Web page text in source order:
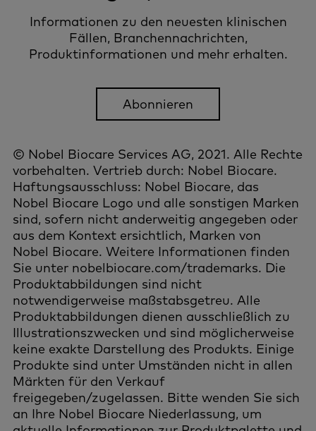
Informationen zu den neuesten klinischen
Fällen, Branchennachrichten,
Produktinformationen und mehr erhalten.
Abonnieren
© Nobel Biocare Services AG, 2021. Alle Rechte
vorbehalten. Vertrieb durch: Nobel Biocare.
Haftungsausschluss: Nobel Biocare, das
Nobel Biocare Logo und alle sonstigen Marken
sind, sofern nicht anderweitig angegeben oder
aus dem Kontext ersichtlich, Marken von
Nobel Biocare. Weitere Informationen finden
Sie unter nobelbiocare.com/trademarks. Die
Produktabbildungen sind nicht
notwendigerweise maßstabsgetreu. Alle
Produktabbildungen dienen ausschließlich zu
Illustrationszwecken und sind möglicherweise
keine exakte Darstellung des Produkts. Einige
Produkte sind unter Umständen nicht in allen
Märkten für den Verkauf
freigegeben/zugelassen. Bitte wenden Sie sich
an Ihre Nobel Biocare Niederlassung, um